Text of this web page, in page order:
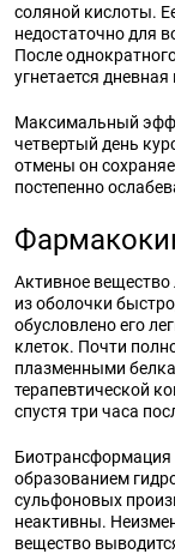
соляной кислоты.
недостаточно для
После
угнетается
Максимальный
четвертый день
отмены он
постепенно
Активное вещество
из оболочки
обусловлено его
клеток. Почти
плазменными
терапевтической
спустя три часа
Биотрансформация
образованием
сульфоновых
неактивны.
вещество